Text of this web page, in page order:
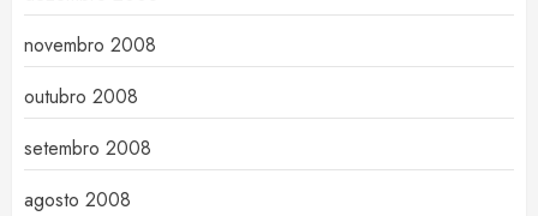
novembro 2008
outubro 2008
setembro 2008
agosto 2008